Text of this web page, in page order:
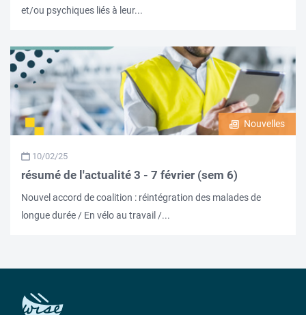
et/ou psychiques liés à leur...
Nouvelles
10/02/25
résumé de l'actualité 3 - 7 février (sem 6)
Nouvel accord de coalition : réintégration des malades de
longue durée / En vélo au travail /...